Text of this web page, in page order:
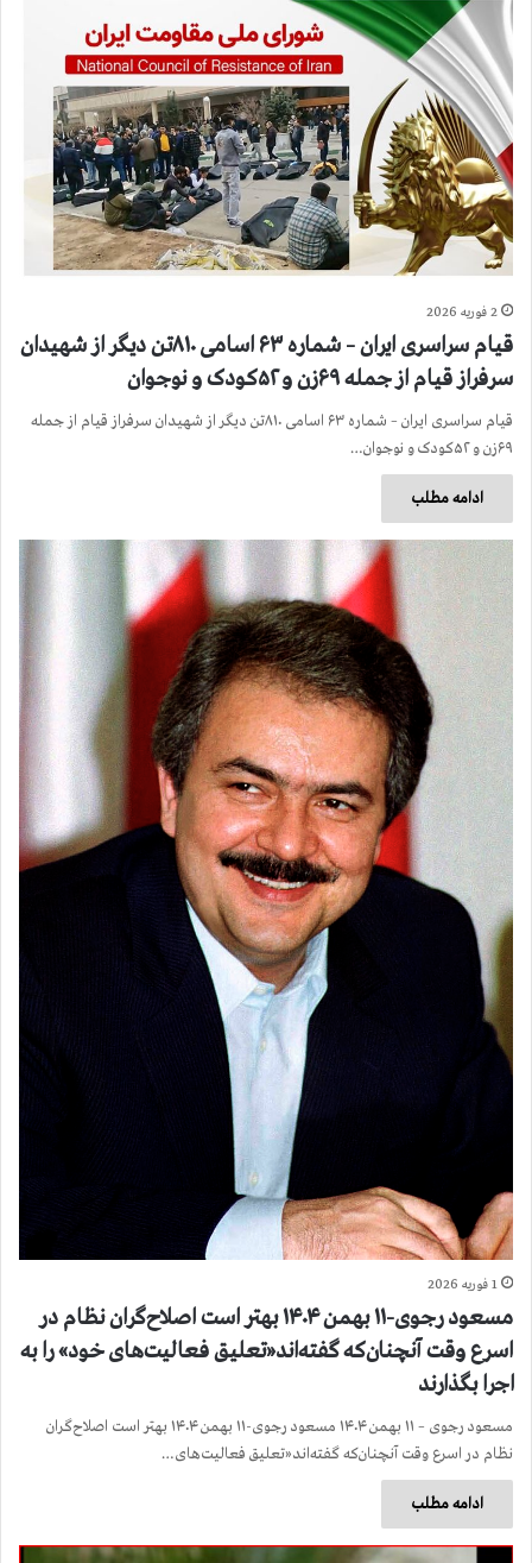
2 فوریه 2026
قیام سراسری ایران – شماره ۶۳ اسامی ۸۱۰تن دیگر از شهیدان
سرفراز قیام از جمله ۶۹زن و ۵۲کودک و نوجوان
قیام سراسری ایران – شماره ۶۳ اسامی ۸۱۰تن دیگر از شهیدان سرفراز قیام از جمله
۶۹زن و ۵۲کودک و نوجوان…
ادامه مطلب
1 فوریه 2026
مسعود رجوی-۱۱ بهمن ۱۴۰۴ بهتر است اصلاح‌گران نظام در
اسرع وقت آنچنان‌که گفته‌اند«تعلیق فعالیت‌های خود» را به
اجرا بگذارند
مسعود رجوی – ۱۱ بهمن ۱۴۰۴ مسعود رجوی-۱۱ بهمن ۱۴۰۴ بهتر است اصلاح‌گران
نظام در اسرع وقت آنچنان‌که گفته‌اند«تعلیق فعالیت‌های…
ادامه مطلب